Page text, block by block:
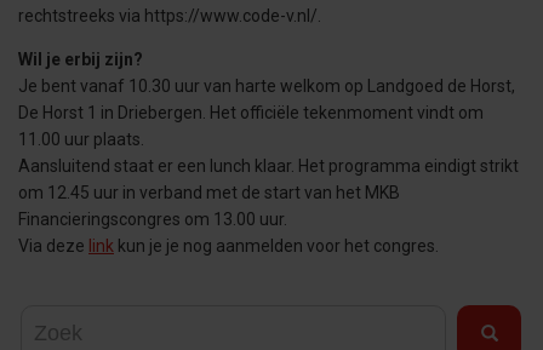
rechtstreeks via https://www.code-v.nl/.
Wil je erbij zijn?
Je bent vanaf 10.30 uur van harte welkom op Landgoed de Horst,
De Horst 1 in Driebergen. Het officiële tekenmoment vindt om
11.00 uur plaats.
Aansluitend staat er een lunch klaar. Het programma eindigt strikt
om 12.45 uur in verband met de start van het MKB
Financieringscongres om 13.00 uur.
Via deze link kun je je nog aanmelden voor het congres.